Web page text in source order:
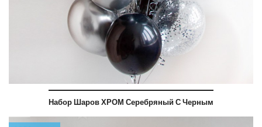
Набор Шаров ХРОМ Серебряный С Черным